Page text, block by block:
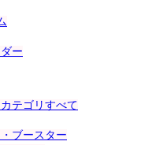
ー
テゴリすべて
ブースター